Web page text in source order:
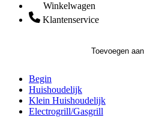
Winkelwagen
Klantenservice
Toevoegen
Begin
Huishoudelijk
Klein Huishoudelijk
Electrogrill/Gasgrill